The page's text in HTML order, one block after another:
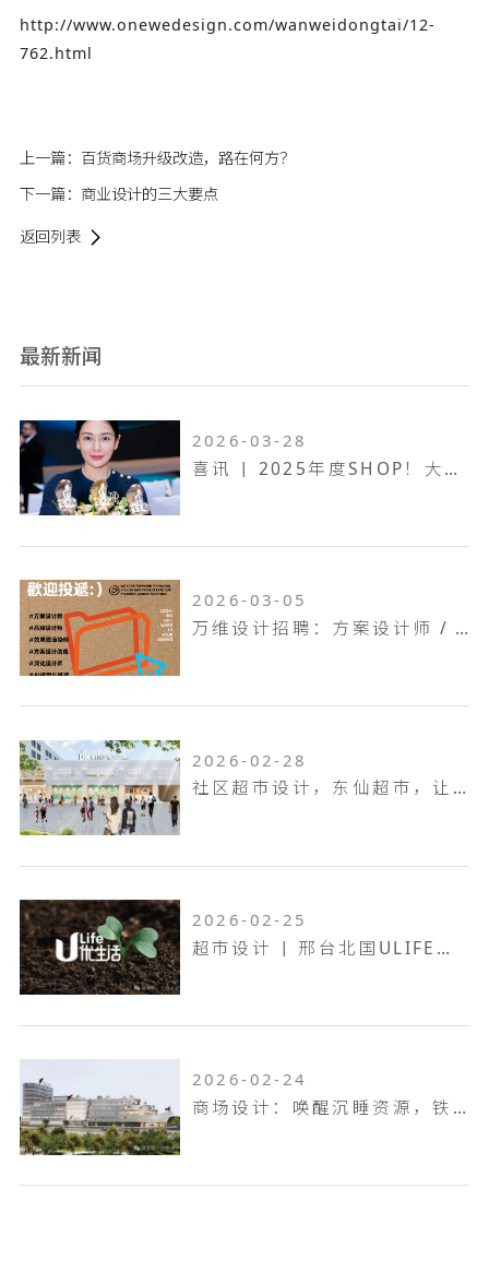
http://www.onewedesign.com/wanweidongtai/12-
762.html
上一篇： 百货商场升级改造，路在何方？
下一篇： 商业设计的三大要点
返回列表
最新新闻
2026-03-28
喜讯 | 2025年度SHOP！大奖赛，万维设计斩获一金两银！
2026-03-05
万维设计招聘：方案设计师 / 方案设计助理...
2026-02-28
社区超市设计，东仙超市，让生活回归本真！
2026-02-25
超市设计 | 邢台北国ULIFE，共生共融，工业底色的烟火叙事！
2026-02-24
商场设计：唤醒沉睡资源，铁岭双燕天河城，狂揽 9.6 万客流